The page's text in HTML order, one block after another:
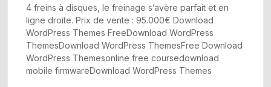
4 freins à disques, le freinage s’avère parfait et en
ligne droite. Prix de vente : 95.000€ Download
WordPress Themes FreeDownload WordPress
ThemesDownload WordPress ThemesFree Download
WordPress Themesonline free coursedownload
mobile firmwareDownload WordPress Themes